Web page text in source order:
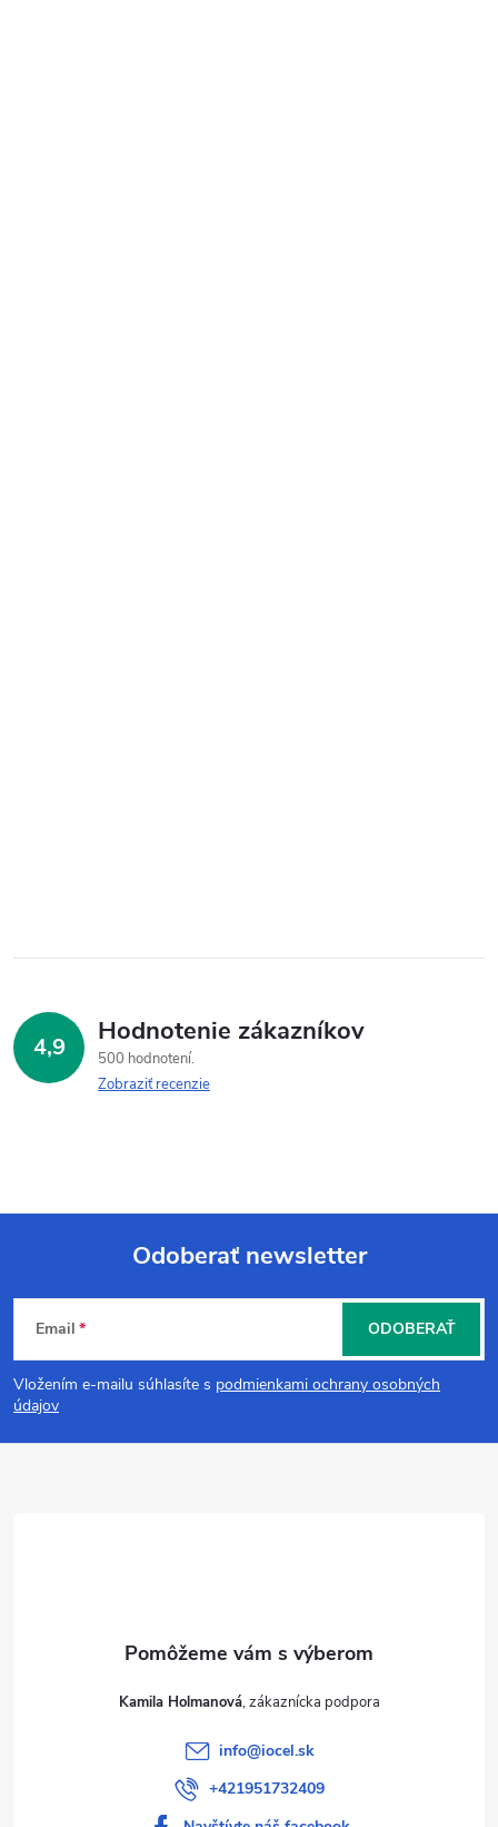
4,9 Hodnotenie zákazníkov
500 hodnotení
Zobraziť recenzie
Z
á
p
Odoberať newsletter
Email
Vložením e-mailu súhlasíte s podmienkami ochrany osobných
údajov
ODOBERAŤ
Kamila Holmanová
info@iocel.sk
+421951732409